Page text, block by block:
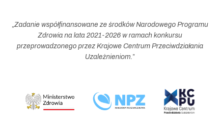
Zadanie współfinansowane ze środków Narodowego Programu
Zdrowia na lata 2021-2026 w ramach konkursu
przeprowadzonego przez Krajowe Centrum Przeciwdziałania
Uzależnieniom. ”